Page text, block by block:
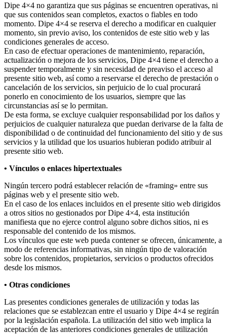
Dipe 4×4 no garantiza que sus páginas se encuentren operativas, ni
que sus contenidos sean completos, exactos o fiables en todo
momento. Dipe 4×4 se reserva el derecho a modificar en cualquier
momento, sin previo aviso, los contenidos de este sitio web y las
condiciones generales de acceso.
En caso de efectuar operaciones de mantenimiento, reparación,
actualización o mejora de los servicios, Dipe 4×4 tiene el derecho a
suspender temporalmente y sin necesidad de preaviso el acceso al
presente sitio web, así como a reservarse el derecho de prestación o
cancelación de los servicios, sin perjuicio de lo cual procurará
ponerlo en conocimiento de los usuarios, siempre que las
circunstancias así se lo permitan.
De esta forma, se excluye cualquier responsabilidad por los daños y
perjuicios de cualquier naturaleza que puedan derivarse de la falta de
disponibilidad o de continuidad del funcionamiento del sitio y de sus
servicios y la utilidad que los usuarios hubieran podido atribuir al
presente sitio web.
• Vínculos o enlaces hipertextuales
Ningún tercero podrá establecer relación de «framing» entre sus
páginas web y el presente sitio web.
En el caso de los enlaces incluidos en el presente sitio web dirigidos
a otros sitios no gestionados por Dipe 4×4, esta institución
manifiesta que no ejerce control alguno sobre dichos sitios, ni es
responsable del contenido de los mismos.
Los vínculos que este web pueda contener se ofrecen, únicamente, a
modo de referencias informativas, sin ningún tipo de valoración
sobre los contenidos, propietarios, servicios o productos ofrecidos
desde los mismos.
• Otras condiciones
Las presentes condiciones generales de utilización y todas las
relaciones que se establezcan entre el usuario y Dipe 4×4 se regirán
por la legislación española. La utilización del sitio web implica la
aceptación de las anteriores condiciones generales de utilización